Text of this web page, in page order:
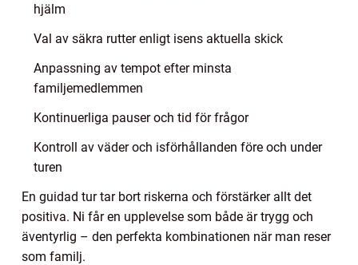
hjälm
Val av säkra rutter enligt isens aktuella skick
Anpassning av tempot efter minsta
familjemedlemmen
Kontinuerliga pauser och tid för frågor
Kontroll av väder och isförhållanden före och under
turen
En guidad tur tar bort riskerna och förstärker allt det
positiva. Ni får en upplevelse som både är trygg och
äventyrlig – den perfekta kombinationen när man reser
som familj.